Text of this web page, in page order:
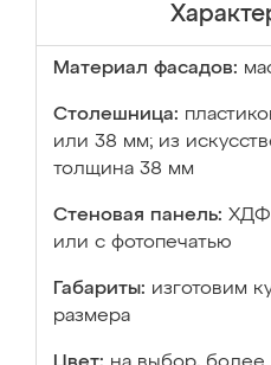
Материал фасадов:
Столешница:
или 38 мм; из
толщина 38 мм
Стеновая панель: ХДФ
или с фотопечатью
Габариты: изготовим
размера